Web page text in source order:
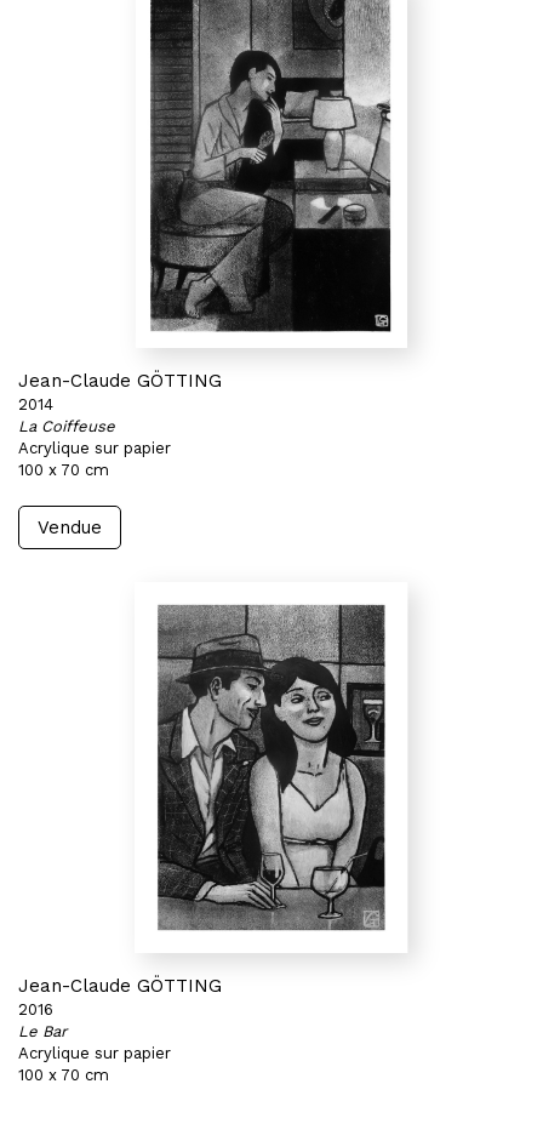
Jean-Claude GÖTTING
2014
La Coiffeuse
Acrylique sur papier
100 x 70 cm
Vendue
Jean-Claude GÖTTING
2016
Le Bar
Acrylique sur papier
100 x 70 cm